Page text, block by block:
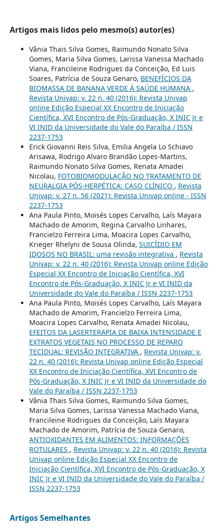
Artigos mais lidos pelo mesmo(s) autor(es)
Vânia Thais Silva Gomes, Raimundo Nonato Silva
Gomes, Maria Silva Gomes, Larissa Vanessa Machado
Viana, Francileine Rodrigues da Conceição, Ed Luis
Soares, Patrícia de Souza Genaro, BENEFÍCIOS DA
BIOMASSA DE BANANA VERDE Á SAÚDE HUMANA ,
Revista Univap: v. 22 n. 40 (2016): Revista Univap
online Edição Especial XX Encontro de Iniciação
Científica, XVI Encontro de Pós-Graduação, X INIC Jr e
VI INID da Universidade do Vale do Paraíba / ISSN
2237-1753
Erick Giovanni Reis Silva, Emilia Angela Lo Schiavo
Arisawa, Rodrigo Alvaro Brandão Lopes-Martins,
Raimundo Nonato Silva Gomes, Renata Amadei
Nicolau, FOTOBIOMODULAÇÃO NO TRATAMENTO DE
NEURALGIA PÓS-HERPÉTICA: CASO CLÍNICO , Revista
Univap: v. 27 n. 56 (2021): Revista Univap online - ISSN
2237-1753
Ana Paula Pinto, Moisés Lopes Carvalho, Laís Mayara
Machado de Amorim, Regina Carvalho Linhares,
Francielzo Ferreira Lima, Moacira Lopes Carvalho,
Krieger Rhelyni de Sousa Olinda, SUICÍDIO EM
IDOSOS NO BRASIL: uma revisão integrativa , Revista
Univap: v. 22 n. 40 (2016): Revista Univap online Edição
Especial XX Encontro de Iniciação Científica, XVI
Encontro de Pós-Graduação, X INIC Jr e VI INID da
Universidade do Vale do Paraíba / ISSN 2237-1753
Ana Paula Pinto, Moisés Lopes Carvalho, Laís Mayara
Machado de Amorim, Francielzo Ferreira Lima,
Moacira Lopes Carvalho, Renata Amadei Nicolau,
EFEITOS DA LASERTERAPIA DE BAIXA INTENSIDADE E
EXTRATOS VEGETAIS NO PROCESSO DE REPARO
TECIDUAL: REVISÃO INTEGRATIVA , Revista Univap: v.
22 n. 40 (2016): Revista Univap online Edição Especial
XX Encontro de Iniciação Científica, XVI Encontro de
Pós-Graduação, X INIC Jr e VI INID da Universidade do
Vale do Paraíba / ISSN 2237-1753
Vânia Thais Silva Gomes, Raimundo Silva Gomes,
Maria Silva Gomes, Larissa Vanessa Machado Viana,
Francileine Rodrigues da Conceição, Laís Mayara
Machado de Amorim, Patrícia de Souza Genaro,
ANTIOXIDANTES EM ALIMENTOS: INFORMAÇÕES
ROTULARES , Revista Univap: v. 22 n. 40 (2016): Revista
Univap online Edição Especial XX Encontro de
Iniciação Científica, XVI Encontro de Pós-Graduação, X
INIC Jr e VI INID da Universidade do Vale do Paraíba /
ISSN 2237-1753
Artigos Semelhantes